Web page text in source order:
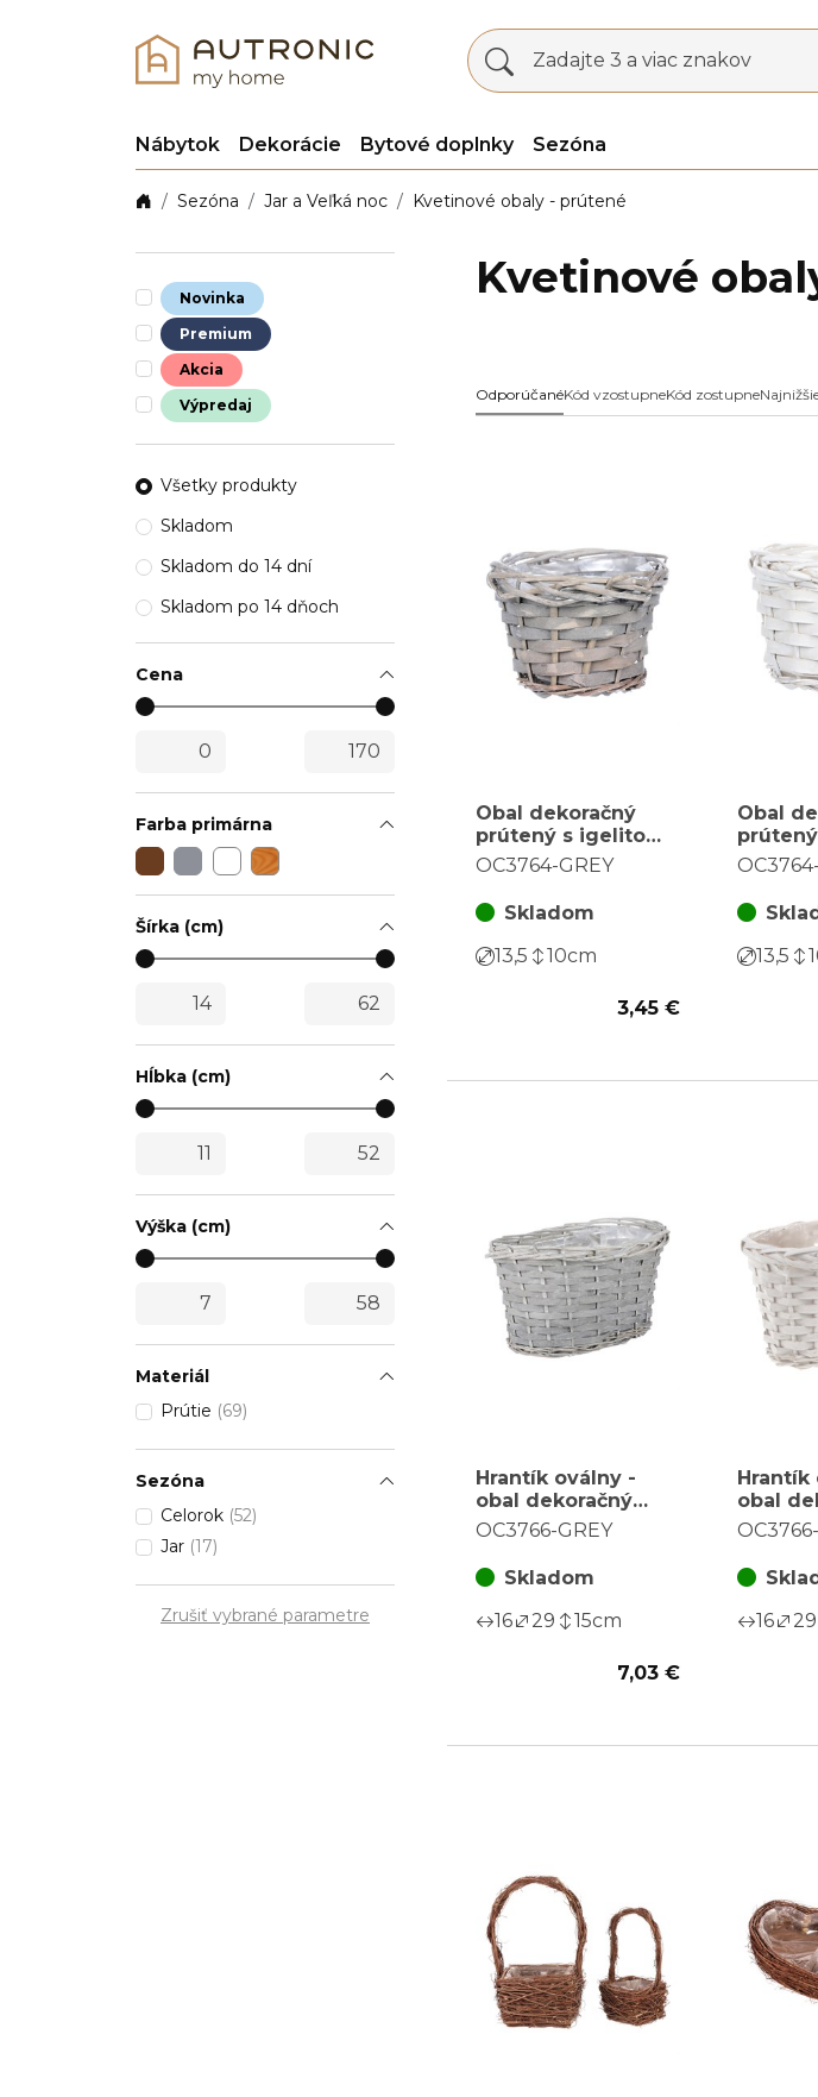
Zadajte 3 a viac znakov
Nábytok Dekorácie Bytové doplnky Sezóna
Sezóna Jar a Veľká noc Kvetinové obaly - prútené
Novinka
Premium
Akcia
Výpredaj
Všetky produkty
Skladom
Skladom do 14 dní
Skladom po 14 dňoch
Cena
Farba primárna
Šírka (cm)
Hĺbka (cm)
Výška (cm)
Materiál
Prútie (69)
Sezóna
Celorok (52)
Jar (17)
Zrušiť vybrané parametre
Kvetinové
OdporúčanéKód vzostupneKód zostupne
Obal dekoračný
prútený s igelitom,
farba šedá
OC3764-GREY
Skladom
13,5
10cm
3,45 €
Obal
farba
13,5
Hrantík oválny -
obal dekoračný
prútený s igelitom,
OC3766-GREY
Skladom
16
29 15cm
7,03 €
Hrantík
obal
16
29